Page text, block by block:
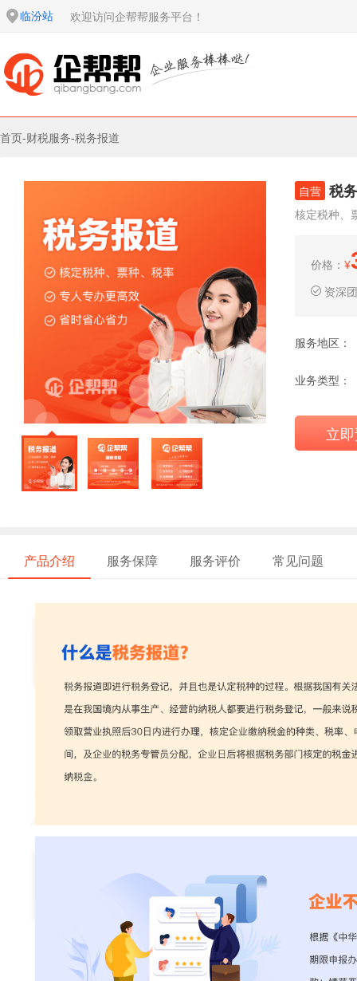
临汾站 欢迎访问企帮帮服务平台！
首页-财税服务-税务报道
自营 税
核定税种、
价格： ¥
资深
服务地区：
业务类型：
立
产品介绍 服务保障 服务评价 常见问题